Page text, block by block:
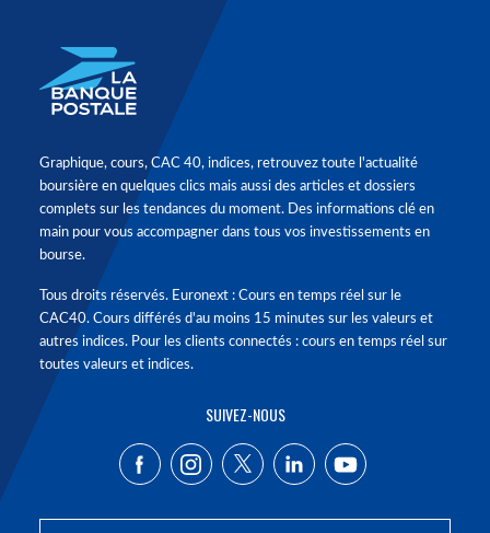
Graphique, cours, CAC 40, indices, retrouvez toute l'actualité
boursière en quelques clics mais aussi des articles et dossiers
complets sur les tendances du moment. Des informations clé en
main pour vous accompagner dans tous vos investissements en
bourse.
Tous droits réservés. Euronext : Cours en temps réel sur le
CAC40. Cours différés d'au moins 15 minutes sur les valeurs et
autres indices. Pour les clients connectés : cours en temps réel sur
toutes valeurs et indices.
SUIVEZ-NOUS